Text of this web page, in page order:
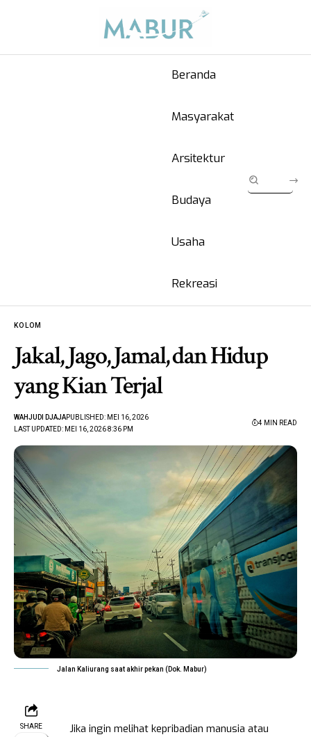
Beranda
Masyarakat
Arsitektur
Budaya
Usaha
Rekreasi
KOLOM
Jakal, Jago, Jamal, dan Hidup
yang Kian Terjal
LAST UPDATED: MEI 16, 2026 8:36 PM
WAHJUDI DJAJAPUBLISHED: MEI 16, 2026
4 MIN READ
Jalan Kaliurang saat akhir pekan (Dok. Mabur)
SHARE
Jika ingin melihat kepribadian manusia atau